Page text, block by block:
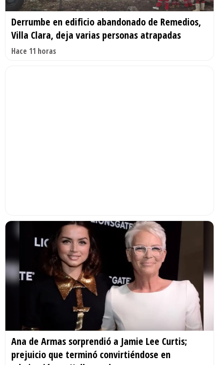
Derrumbe en edificio abandonado de Remedios,
Villa Clara, deja varias personas atrapadas
Hace 11 horas
Ana de Armas sorprendió a Jamie Lee Curtis;
prejuicio que terminó convirtiéndose en